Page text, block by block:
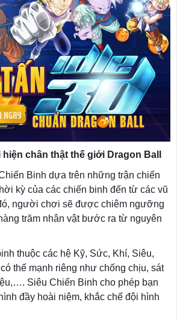
chân thật thế giới Dragon Ball
Binh dựa trên những trận chiến
kỳ của các chiến binh đến từ các vũ
người chơi sẽ được chiêm ngưỡng
trăm nhân vật bước ra từ nguyên
thuộc các hệ Kỹ, Sức, Khí, Siêu,
thế mạnh riêng như chống chịu, sát
Siêu Chiến Binh cho phép bạn
đầy hoài niệm, khắc chế đội hình